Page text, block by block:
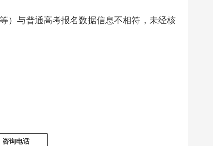
与普通高考报名数据信息不相符，未经核
咨询电话